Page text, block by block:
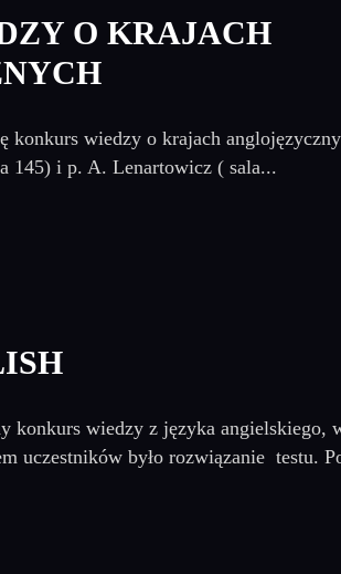
O KRAJACH
konkurs wiedzy o krajach
145) i p. A. Lenartowicz ( sala...
konkurs wiedzy z języka
uczestników było rozwiązanie testu.